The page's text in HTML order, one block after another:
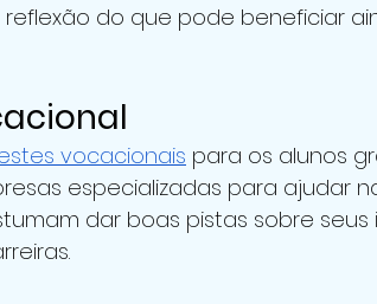
do que pode beneficiar
vocacionais para os alunos
especializadas para ajudar
dar boas pistas sobre seus